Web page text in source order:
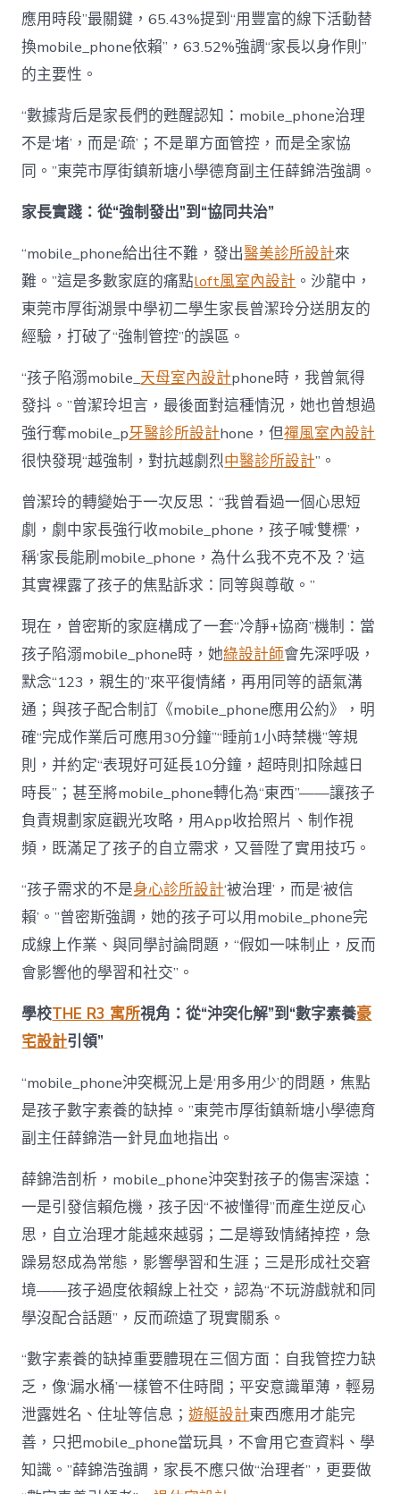
應用時段”最關鍵，65.43%提到“用豐富的線下活動替
換mobile_phone依賴”，63.52%強調“家長以身作則”
的主要性。
“數據背后是家長們的甦醒認知：mobile_phone治理
不是‘堵’，而是‘疏’；不是單方面管控，而是全家協
同。”東莞市厚街鎮新塘小學德育副主任薛錦浩強調。
家長實踐：從“強制發出”到“協同共治”
“mobile_phone給出往不難，發出醫美診所設計來
難。”這是多數家庭的痛點loft風室內設計 。沙龍中，
東莞市厚街湖景中學初二學生家長曾潔玲分送朋友的
經驗，打破了“強制管控”的誤區。
“孩子陷溺mobile_天母室內設計phone時，我曾氣得
發抖。”曾潔玲坦言，最後面對這種情況，她也曾想過
強行奪mobile_p牙醫診所設計hone，但禪風室內設計
很快發現“越強制，對抗越劇烈中醫診所設計”。
曾潔玲的轉變始于一次反思：“我曾看過一個心思短
劇，劇中家長強行收mobile_phone，孩子喊‘雙標’，
稱‘家長能刷mobile_phone，為什么我不克不及？’這
其實裸露了孩子的焦點訴求：同等與尊敬。”
現在，曾密斯的家庭構成了一套“冷靜+協商”機制：當
孩子陷溺mobile_phone時，她綠設計師會先深呼吸，
默念“123，親生的”來平復情緒，再用同等的語氣溝
通；與孩子配合制訂《mobile_phone應用公約》，明
確“完成作業后可應用30分鐘”“睡前1小時禁機”等規
則，并約定“表現好可延長10分鐘，超時則扣除越日
時長”；甚至將mobile_phone轉化為“東西”——讓孩子
負責規劃家庭觀光攻略，用App收拾照片、制作視
頻，既滿足了孩子的自立需求，又晉陞了實用技巧。
“孩子需求的不是身心診所設計‘被治理’，而是‘被信
賴’。”曾密斯強調，她的孩子可以用mobile_phone完
成線上作業、與同學討論問題，“假如一味制止，反而
會影響他的學習和社交”。
學校THE R3 寓所視角：從“沖突化解”到“數字素養豪
宅設計引領”
“mobile_phone沖突概況上是‘用多用少’的問題，焦點
是孩子數字素養的缺掉。”東莞市厚街鎮新塘小學德育
副主任薛錦浩一針見血地指出。
薛錦浩剖析，mobile_phone沖突對孩子的傷害深遠：
一是引發信賴危機，孩子因“不被懂得”而產生逆反心
思，自立治理才能越來越弱；二是導致情緒掉控，急
躁易怒成為常態，影響學習和生涯；三是形成社交窘
境——孩子過度依賴線上社交，認為“不玩游戲就和同
學沒配合話題”，反而疏遠了現實關系。
“數字素養的缺掉重要體現在三個方面：自我管控力缺
乏，像‘漏水桶’一樣管不住時間；平安意識單薄，輕易
泄露姓名、住址等信息；遊艇設計東西應用才能完
善，只把mobile_phone當玩具，不會用它查資料、學
知識。”薛錦浩強調，家長不應只做“治理者”，更要做